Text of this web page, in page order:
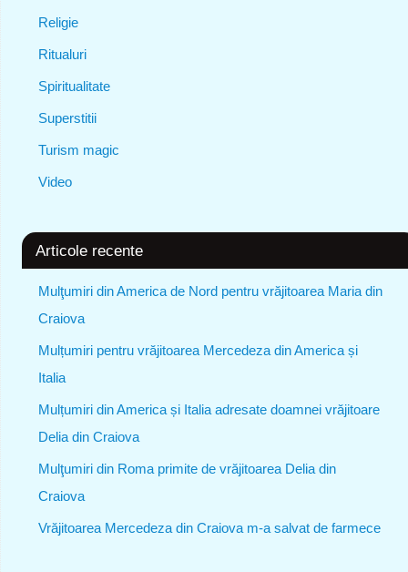
Religie
Ritualuri
Spiritualitate
Superstitii
Turism magic
Video
Articole recente
Mulţumiri din America de Nord pentru vrăjitoarea Maria din
Craiova
Mulțumiri pentru vrăjitoarea Mercedeza din America și
Italia
Mulțumiri din America și Italia adresate doamnei vrăjitoare
Delia din Craiova
Mulţumiri din Roma primite de vrăjitoarea Delia din
Craiova
Vrăjitoarea Mercedeza din Craiova m-a salvat de farmece